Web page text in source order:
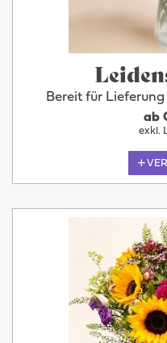
Bereit für
ab
exkl.